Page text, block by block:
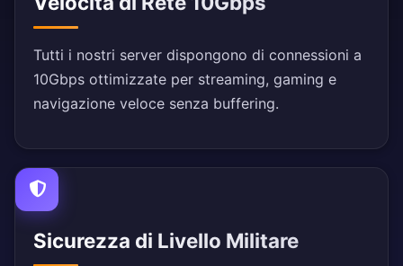
Tutti i nostri server dispongono di connessioni a
10Gbps ottimizzate per streaming, gaming e
navigazione veloce senza buffering.
Sicurezza di Livello Militare